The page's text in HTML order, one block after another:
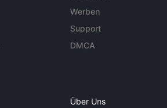
Werben
Support
DMCA
Über Uns